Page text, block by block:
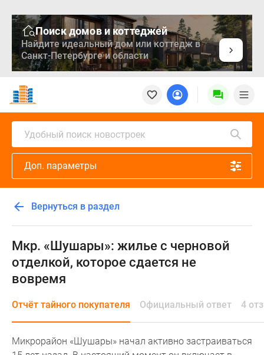
Поиск домов и коттеджей
Найдите идеальный дом или коттедж в
Санкт-Петербурге и области
Новостройки
Квартиры
Ипотека
Медиа
проекте
Контакты
Реклама
сайте
Дзен
Продавцы
застройщики
помещения
Квартиры
карте
Удобный поиск новостроек
Доп. параметры
Вернуться в раздел
Мкр. «Шушары»: жилье с черновой
отделкой, которое сдается не
вовремя
Отчёт тайного покупателя Официальный ответ 4
Микрорайон «Шушары» начал активно застраиваться